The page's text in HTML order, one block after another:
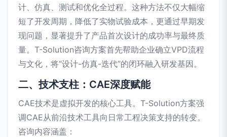
计、仿真、测试和优化全过程。这种方法不仅大幅缩
短了开发周期，降低了实物试验成本，更通过早期发
现问题，显著提升了产品首次设计的成功率与最终质
量。T-Solution咨询方案首先帮助企业确立VPD流程
与文化，将“设计-仿真-迭代”的闭环融入研发基因。
二、技术支柱：CAE深度赋能
CAE技术是虚拟开发的核心工具。T-Solution方案强
调CAE从前沿技术工具向日常工程决策支持的转变。
咨询内容涵盖：